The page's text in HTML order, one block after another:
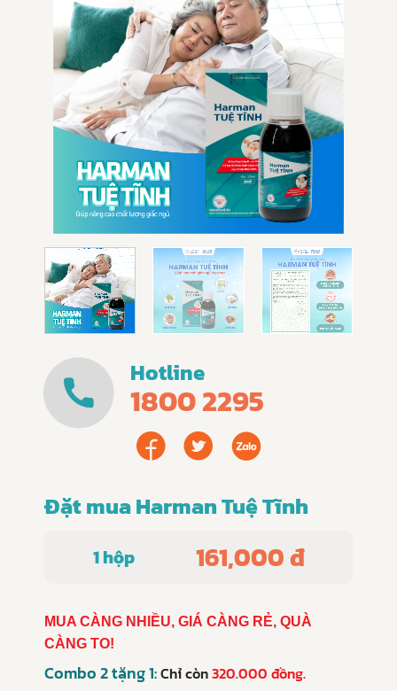
Đặt mua Harman Tuệ Tĩnh
1 hộp 161,000 đ
MUA CÀNG NHIỀU, GIÁ CÀNG RẺ, QUÀ
CÀNG TO!
Combo 2 tặng 1:Chỉ còn320.000 đồng.
Hotline
1800 2295